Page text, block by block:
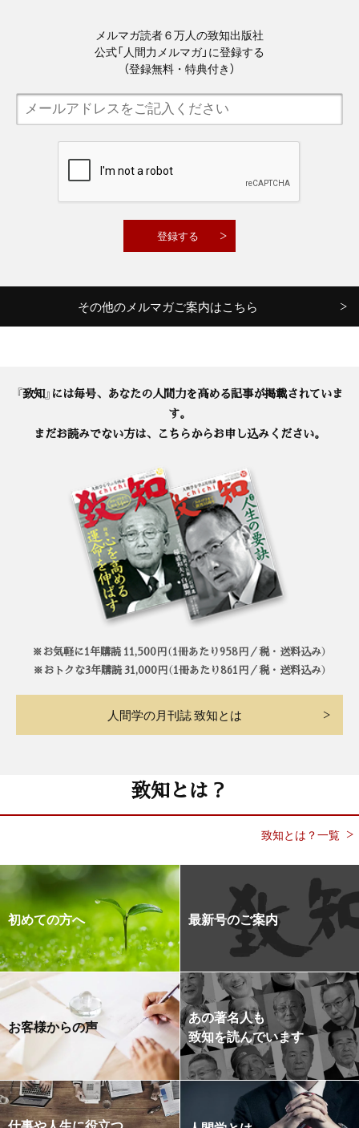
メルマガ読者６万人の致知出版社
公式「人間力メルマガ」に登録する
（登録無料・特典付き）
その他のメルマガご案内はこちら
『致知』には毎号、あなたの人間力を高める記事が掲載されていま
す。
まだお読みでない方は、こちらからお申し込みください。
※お気軽に1年購読 11,500円（1冊あたり958円／税・送料込み）
※おトクな3年購読 31,000円（1冊あたり861円／税・送料込み）
人間学の月刊誌 致知とは
致知とは？
致知とは？一覧
初めての方へ 最新号のご案内
お客様からの声
あの著名人も
致知を読んでいます